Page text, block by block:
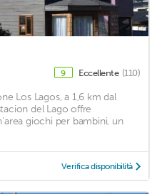
9 Eccellente (110)
Los Lagos, a 1,6 km dal
del Lago offre
giochi per bambini, un
Verifica disponibilità